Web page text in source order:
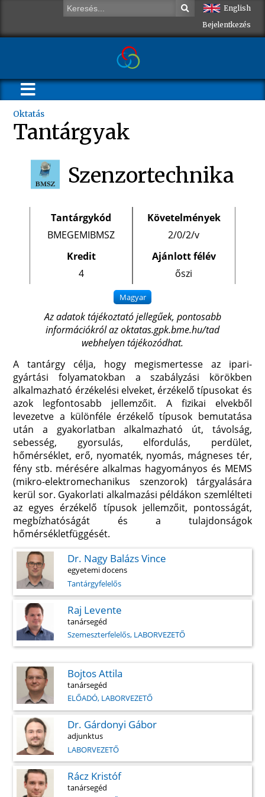
English
Bejelentkezés
Oktatás
Tantárgyak
Szenzortechnika
Tantárgykód
BMEGEMIBMSZ
Követelmények
2/0/2/v
Kredit
4
Ajánlott félév
őszi
Az adatok tájékoztató jellegűek, pontosabb
információkról azoktatas.gpk.bme.hu/tad
webhelyen tájékozódhat.
A tantárgy célja, hogy megismertesse az ipari-
gyártási folyamatokban a szabályzási körökben
alkalmazható érzékelési elveket, érzékelő típusokat és
azok legfontosabb jellemzőit. A fizikai elvekből
levezetve a különféle érzékelő típusok bemutatása
után a gyakorlatban alkalmazható út, távolság,
sebesség, gyorsulás, elfordulás, perdület,
hőmérséklet, erő, nyomaték, nyomás, mágneses tér,
fény stb. mérésére alkalmas hagyományos és MEMS
(mikro-elektromechanikus szenzorok) tárgyalására
kerül sor. Gyakorlati alkalmazási példákon szemlélteti
az egyes érzékelő típusok jellemzőit, pontosságát,
megbízhatóságát és a tulajdonságok
hőmérsékletfüggését.
Dr. Nagy Balázs Vince
egyetemi docens
Tantárgyfelelős
Raj Levente
tanársegéd
Szemeszterfelelős, LABORVEZETŐ
Bojtos Attila
tanársegéd
ELŐADÓ, LABORVEZETŐ
Dr. Gárdonyi Gábor
adjunktus
LABORVEZETŐ
Rácz Kristóf
tanársegéd